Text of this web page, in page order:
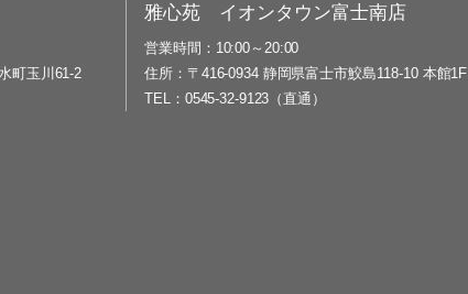
町玉川61-2
雅心苑 イオンタウン富士南店
営業時間
10:00～20:00
住所
〒416-0934 静岡県富士市鮫島118-10 本館1F
TEL
0545-32-9123（直通）